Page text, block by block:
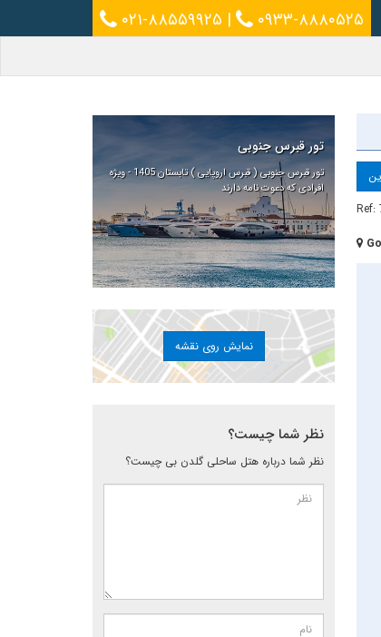
۰۲۱-۸۸۵۵۹۹۲۵ | ۰۹۳۳-۸۸۸۰۵۲۵
Ref:
تور قبرس جنوبی
تور قبرس جنوبی ( قبرس اروپایی ) تابستان 1405 - ویژه
افرادی که دعوت نامه دارند
نمایش روی نقشه
نظر شما چیست؟
نظر شما درباره هتل ساحلی گلدن بی چیست؟